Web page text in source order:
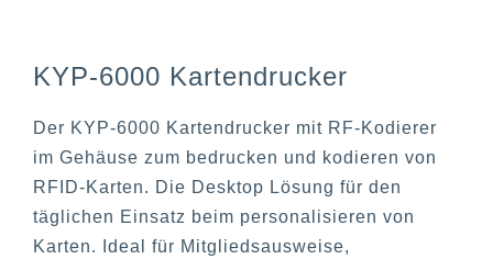
KYP-6000 Kartendrucker
Der KYP-6000 Kartendrucker mit RF-Kodierer
im Gehäuse zum bedrucken und kodieren von
RFID-Karten. Die Desktop Lösung für den
täglichen Einsatz beim personalisieren von
Karten. Ideal für Mitgliedsausweise,